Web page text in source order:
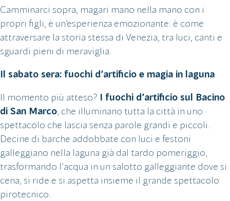
Camminarci sopra, magari mano nella mano con i
propri figli, è un’esperienza emozionante: è come
attraversare la storia stessa di Venezia, tra luci, canti e
sguardi pieni di meraviglia.
Il sabato sera: fuochi d’artificio e magia in laguna
Il momento più atteso? I fuochi d’artificio sul Bacino
di San Marco , che illuminano tutta la città in uno
spettacolo che lascia senza parole grandi e piccoli.
Decine di barche addobbate con luci e festoni
galleggiano nella laguna già dal tardo pomeriggio,
trasformando l’acqua in un salotto galleggiante dove si
cena, si ride e si aspetta insieme il grande spettacolo
pirotecnico.